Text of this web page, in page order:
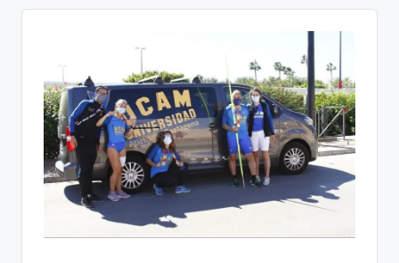
a
Cartagena,
Cartagena,